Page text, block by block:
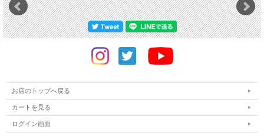
お店のトップへ戻る
カートを見る
ログイン画面